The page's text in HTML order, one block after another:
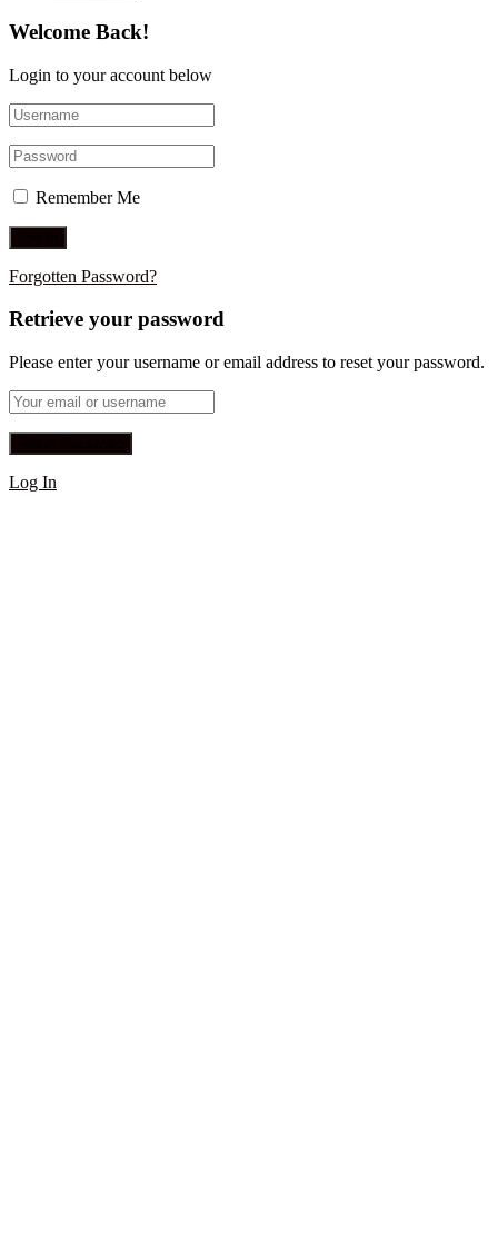
Welcome Back!
Login to your account below
Remember Me
Forgotten Password?
Retrieve your password
Please enter your username or email address to reset your password.
Log In